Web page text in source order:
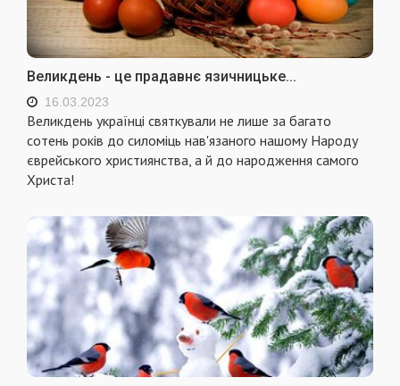
Великдень - це прадавнє язичницьке...
16.03.2023
Великдень українці святкували не лише за багато
сотень років до силоміць нав'язаного нашому Народу
єврейського християнства, а й до народження самого
Христа!